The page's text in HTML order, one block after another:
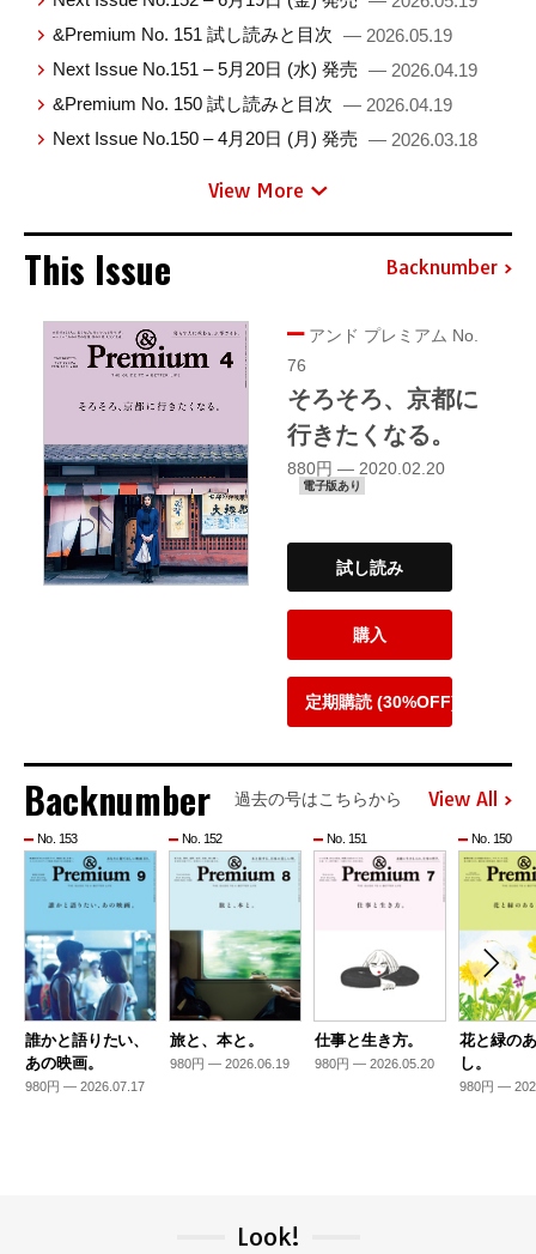
&Premium No. 151 試し読みと目次 — 2026.05.19
Next Issue No.151 – 5月20日 (水) 発売 — 2026.04.19
&Premium No. 150 試し読みと目次 — 2026.04.19
Next Issue No.150 – 4月20日 (月) 発売 — 2026.03.18
View More
This Issue Backnumber
アンド プレミアム No.
76
そろそろ、京都に
行きたくなる。
880円 — 2020.02.20
電子版あり
試し読み
購入
定期購読 (30%OFF)
Backnumber 過去の号はこちらから View All
No. 153
誰かと語りたい、
あの映画。
980円 — 2026.07.17
No. 152
旅と、本と。
980円 — 2026.06.19
No. 151
仕事と生き方。
980円 — 2026.05.20
No. 150
花と緑の
し。
980円 —
Look!